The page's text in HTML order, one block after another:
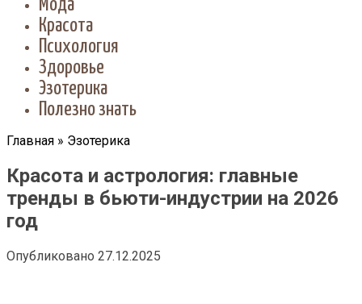
Мода
Красота
Психология
Здоровье
Эзотерика
Полезно знать
Главная » Эзотерика
Красота и астрология: главные
тренды в бьюти-индустрии на 2026
год
Опубликовано 27.12.2025